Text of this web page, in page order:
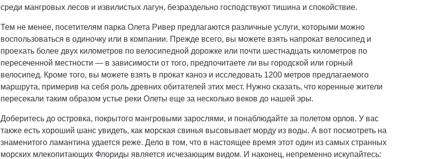
среди мангровых лесов и извилистых лагун, безраздельно господствуют тишина и спокойствие.
Тем не менее, посетителям парка Олета Ривер предлагаются различные услуги, которыми можно
воспользоваться в одиночку или в компании. Прежде всего, вы можете взять напрокат велосипед и
проехать более двух километров по велосипедной дорожке или почти шестнадцать километров по
пересеченной местности — в зависимости от того, предпочитаете ли вы городской или горный
велосипед. Кроме того, вы можете взять в прокат каноэ и исследовать 1200 метров предлагаемого
маршрута, примерив на себя роль древних обитателей этих мест. Нужно сказать, что коренные жители
пересекали таким образом устье реки Олеты еще за несколько веков до нашей эры.
Доберитесь до островка, покрытого мангровыми зарослями, и понаблюдайте за полетом орлов. У вас
также есть хороший шанс увидеть, как морская свинья высовывает морду из воды. А вот посмотреть на
знаменитого ламантина удается реже. Дело в том, что в настоящее время этот один из самых странных
морских млекопитающих Флориды является исчезающим видом. И наконец, непременно искупайтесь: